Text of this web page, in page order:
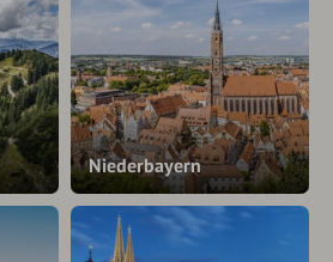
Niederbayern